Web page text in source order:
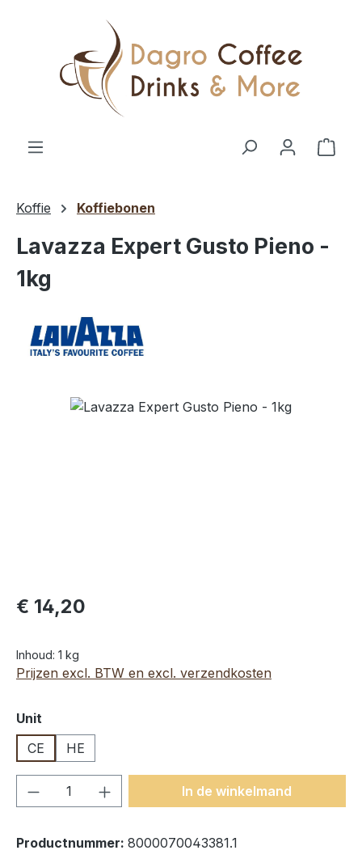
Ga naar de hoofdinhoud
Koffie Koffiebonen
Lavazza Expert Gusto Pieno -
1kg
Afbeeldingengalerij overslaan
€ 14,20
Inhoud: 1 kg
Prijzen excl. BTW en excl. verzendkosten
Selecteer
Unit
CE
HE
Producthoeveelheid: Voer de
In de winkelmand
Productnummer: 8000070043381.1